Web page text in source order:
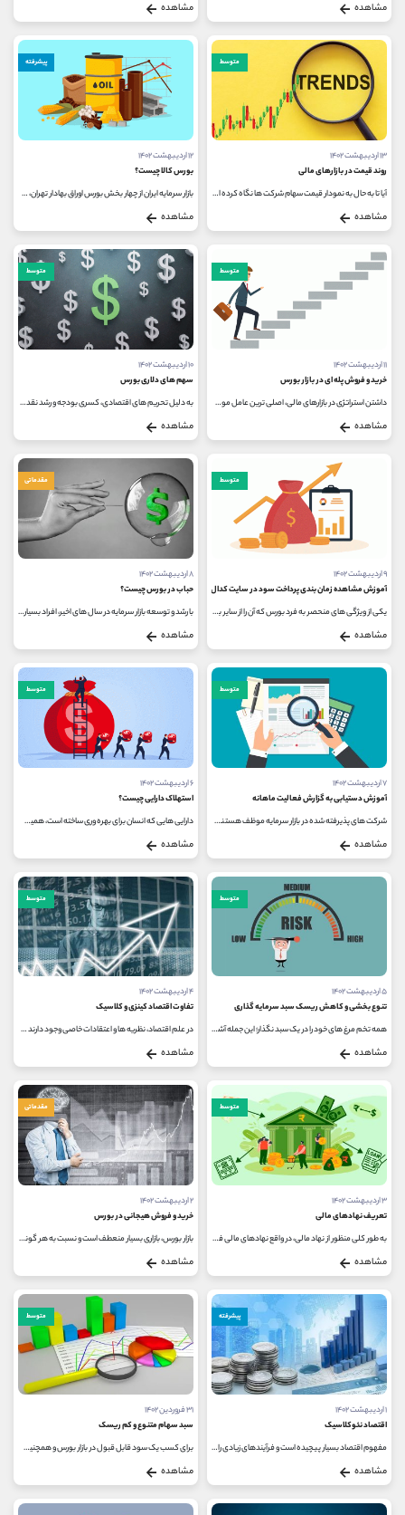
مشاهده مشاهده
متوسط
۱۳ اردیبهشت ۱۴۰۲
روند قیمت در بازارهای مالی
آیا تا به حال به نمودار قیمت سهام شرکت ها نگاه کرده اید و متوجه فراز و نشیب های روزانه شده اید؟ زیربنا و دلیل اصلی تمام این نوسانات...
مشاهده
پیشرفته
۱۲ اردیبهشت ۱۴۰۲
بورس کالا چیست؟
بازار سرمایه ایران از چهار بخش بورس اوراق بهادار تهران، فرابورس ایران، بورس انرژی و بورس کالا تشکیل شده است و هرکدام از این...
مشاهده
متوسط
۱۱ اردیبهشت ۱۴۰۲
خرید و فروش پله ای در بازار بورس
داشتن استراتژی در بازارهای مالی، اصلی ترین عامل موفقیت سرمایه گذاران است و تجربه ثابت کرده است که یک فرد باهوش و بدون استراتژی،...
مشاهده
متوسط
۱۰ اردیبهشت ۱۴۰۲
سهم های دلاری بورس
به دلیل تحریم های اقتصادی، کسری بودجه و رشد نقدینگی در سال های اخیر، همواره شاهد افت ارزش ریال در برابر دلار بوده ایم و در این...
مشاهده
متوسط
۹ اردیبهشت ۱۴۰۲
آموزش مشاهده زمان بندی پرداخت سود در سایت کدال
یکی از ویژگی های منحصر به فرد بورس که آن را از سایر بازارهای مالی متمایز می کند، پرداخت سود سالیانه است؛ چراکه بازار سهام علاوه...
مشاهده
مقدماتی
۸ اردیبهشت ۱۴۰۲
حباب در بورس چیست؟
با رشد و توسعه بازار سرمایه در سال های اخیر، افراد بسیار زیادی علاقه مند به فعالیت در بورس شدند و این موضوع خود را در ورود میلیون...
مشاهده
متوسط
۷ اردیبهشت ۱۴۰۲
آموزش دستیابی به گزارش فعالیت ماهانه
شرکت های پذیرفته شده در بازار سرمایه موظف هستند که تمامی اطلاعات مهم و با اهمیت خود را در سایت کدال منتشر کنند تا همه سهامداران...
مشاهده
متوسط
۶ اردیبهشت ۱۴۰۲
استهلاک دارایی چیست؟
دارایی هایی که انسان برای بهره وری ساخته است، همیشه سالم نمی مانند و در طی زمان تجهیزات، وسایل و ابزارهایی که برای راحتی کار...
مشاهده
متوسط
۵ اردیبهشت ۱۴۰۲
تنوع بخشی و کاهش ریسک سبد سرمایه گذاری
همه تخم مرغ های خود را در یک سبد نگذار؛ این جمله آشنا به زبان ساده مفهوم تنوع بخشی را نشان می دهد. در واقع، هدف از تنوع بخشی در...
مشاهده
متوسط
۴ اردیبهشت ۱۴۰۲
تفاوت اقتصاد کینزی و کلاسیک
در علم اقتصاد، نظریه ها و اعتقادات خاصی وجود دارند و هر کدام از این عقاید، طرفداران و حامیان خود را دارند و پیروی از هر یک از...
مشاهده
متوسط
۳ اردیبهشت ۱۴۰۲
تعریف نهادهای مالی
به طور کلی منظور از نهاد مالی، در واقع نهادهای مالی فعال در بازار اوراق بهادار است. این نهادها مجوز فعالیت خود را از سازمان...
مشاهده
مقدماتی
۲ اردیبهشت ۱۴۰۲
خرید و فروش هیجانی در بورس
بازار بورس، بازاری بسیار منعطف است و نسبت به هر گونه اخبار و یا رفتاری، حساسیت نشان می دهد؛ تا جایی که می توان گفت وضعیت یک...
مشاهده
پیشرفته
۱ اردیبهشت ۱۴۰۲
اقتصاد نئوکلاسیک
مفهوم اقتصاد بسیار پیچیده است و فرآیندهای زیادی را شامل می شود. از طرف دیگر، علم اقتصاد دارای شاخه های بسیار زیادی است که هرکدام...
مشاهده
متوسط
۳۱ فروردین ۱۴۰۲
سبد سهام متنوع و کم ریسک
برای کسب یک سود قابل قبول در بازار بورس و همچنین موفقیت در سرمایه گذاری، نیازمند داشتن یک استراتژی و شیوه عملکرد مناسب هستیم...
مشاهده